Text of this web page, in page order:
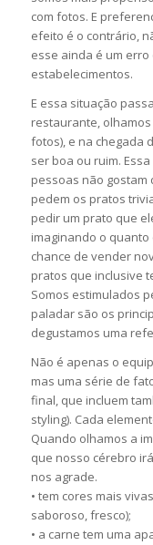
com fotos. E
efeito é o contrário,
esse ainda é um
estabelecimentos.
E essa situação
restaurante,
fotos), e na chegada
ser boa ou ruim.
pessoas não gostam
pedem os pratos
pedir um prato que
imaginando o
chance de vender
pratos que inclusive
Somos estimulados
paladar são os
degustamos uma
Não é apenas o
mas uma série de
final, que incluem
styling). Cada
Quando olhamos a
que nosso cérebro
nos agrade.
• tem cores mais
saboroso, fresco);
• a carne tem uma